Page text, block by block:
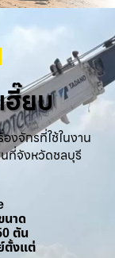
ฮี๊ยบ
องจักรที่ใช้ในงาน
ที่จังหวัดชลบุรี
นาด
ตัน
ตั้งแต่